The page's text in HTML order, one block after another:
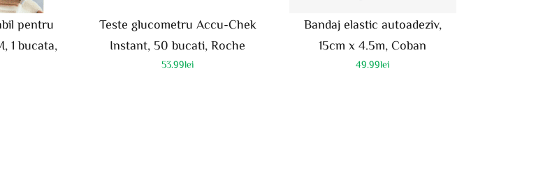
pentru
1 bucata,
Teste glucometru Accu-Chek
Instant, 50 bucati, Roche
53.99lei
Bandaj elastic autoadeziv,
15cm x 4.5m, Coban
49.99lei